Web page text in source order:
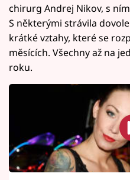
chirurg Andrej Nikov, s
S některými strávila
krátké vztahy, které se
měsících. Všechny až na
roku.